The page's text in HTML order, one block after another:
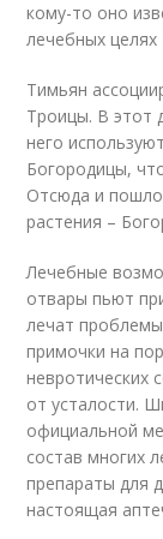
кому-то оно
лечебных целях
Тимьян
Троицы. В этот
него
Богородицы,
Отсюда и пошло
растения –
Лечебные
отвары пьют
лечат
примочки на
невротических
от усталости.
официальной
состав многих
препараты для
настоящая